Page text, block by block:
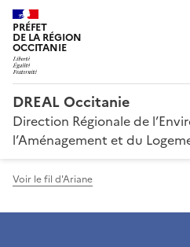
PRÉFET
DE LA RÉGION
OCCITANIE
DREAL Occitanie
Direction Régionale de
l’Aménagement et du
Voir le fil d'Ariane